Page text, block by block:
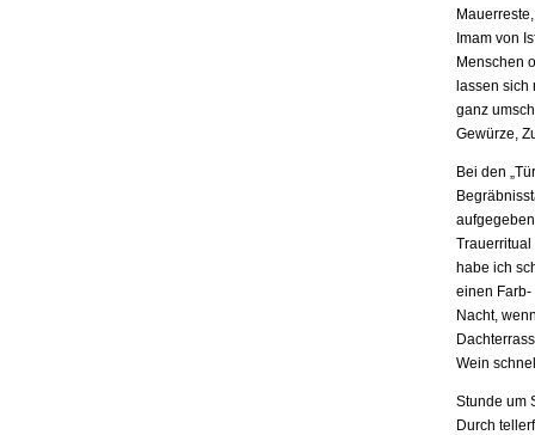
Imam von
Menschen
lassen
ganz
Gewürze,
Bei den
habe ich
einen Farb-
Nacht,
Wein
Stunde um
Durch